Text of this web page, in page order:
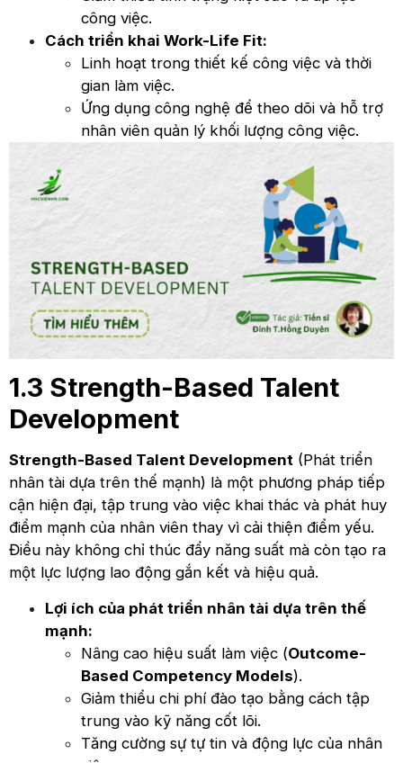
công việc.
Cách triển khai Work-Life Fit:
Linh hoạt trong thiết kế công việc và thời
gian làm việc.
Ứng dụng công nghệ để theo dõi và hỗ trợ
nhân viên quản lý khối lượng công việc.
1.3 Strength-Based Talent
Development
Strength-Based Talent Development (Phát triển
nhân tài dựa trên thế mạnh) là một phương pháp tiếp
cận hiện đại, tập trung vào việc khai thác và phát huy
điểm mạnh của nhân viên thay vì cải thiện điểm yếu.
Điều này không chỉ thúc đẩy năng suất mà còn tạo ra
một lực lượng lao động gắn kết và hiệu quả.
Lợi ích của phát triển nhân tài dựa trên thế
mạnh:
Nâng cao hiệu suất làm việc (Outcome-
Based Competency Models).
Giảm thiểu chi phí đào tạo bằng cách tập
trung vào kỹ năng cốt lõi.
Tăng cường sự tự tin và động lực của nhân